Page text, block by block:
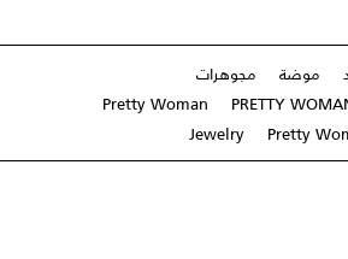
موضة
مجوهرات
PRETTY
Pretty Woman
Pretty
Jewelry